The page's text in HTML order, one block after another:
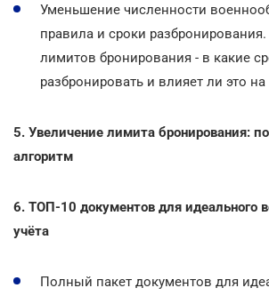
Уменьшение численности
правила и сроки
лимитов бронирования - в какие
разбронировать и влияет ли это
5. Увеличение лимита бронирования:
алгоритм
6. ТОП-10 документов для идеального
учёта
Полный пакет документов для